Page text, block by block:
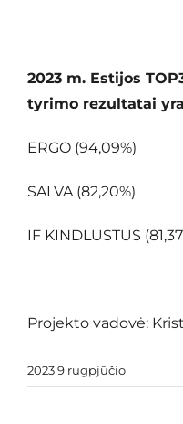
2023 m. Estijos
tyrimo rezultatai
ERGO (94,09%)
SALVA (82,20%)
IF KINDLUSTUS
Projekto vadovė:
2023 9 rugpjūčio